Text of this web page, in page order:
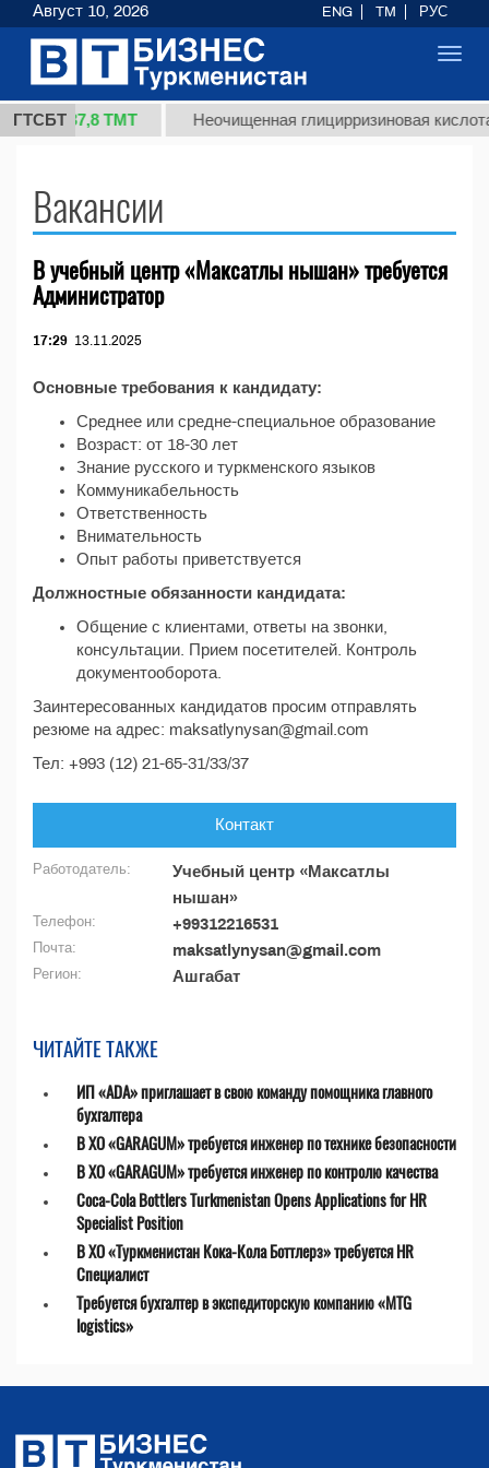
ГТСБТ
1 (кг.) 37,8 ТМТ Неочищенная глицирризиновая
Вакансии
В учебный центр «Максатлы нышан» требуется
Администратор
17:29 13.11.2025
Основные требования к кандидату:
Среднее или средне-специальное образование
Возраст: от 18-30 лет
Знание русского и туркменского языков
Коммуникабельность
Ответственность
Внимательность
Опыт работы приветствуется
Должностные обязанности кандидата:
Общение с клиентами, ответы на звонки,
консультации. Прием посетителей. Контроль
документооборота.
Заинтересованных кандидатов просим отправлять
резюме на адрес: maksatlynysan@gmail.com
Тел: +993 (12) 21-65-31/33/37
Контакт
Работодатель:
Учебный центр «Максатлы
нышан»
Телефон: +99312216531
Почта: maksatlynysan@gmail.com
Регион: Ашгабат
ЧИТАЙТЕ ТАКЖЕ
ИП «ADA» приглашает в свою команду помощника главного
бухгалтера
В ХО «GARAGUM» требуется инженер по технике безопасности
В ХО «GARAGUM» требуется инженер по контролю качества
Coca-Cola Bottlers Turkmenistan Opens Applications for HR
Specialist Position
В ХО «Туркменистан Кока-Кола Боттлерз» требуется HR
Специалист
Требуется бухгалтер в экспедиторскую компанию «MTG
logistics»
Август 10, 2026 ENG TM РУС